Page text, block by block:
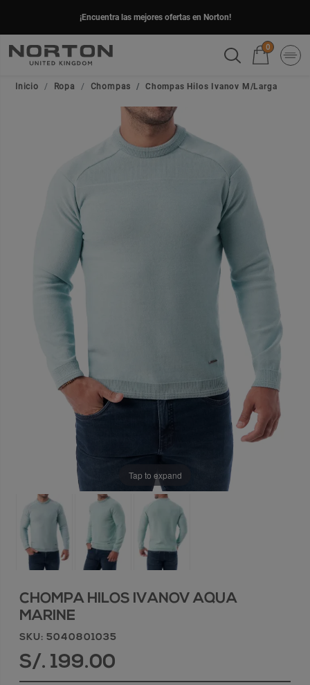
¡Encuentra las mejores ofertas en Norton!
0
Inicio Ropa Chompas Chompas Hilos Ivanov M/Larga
Tap to expand
CHOMPA HILOS IVANOV AQUA
MARINE
SKU: 5040801035
S/. 199.00